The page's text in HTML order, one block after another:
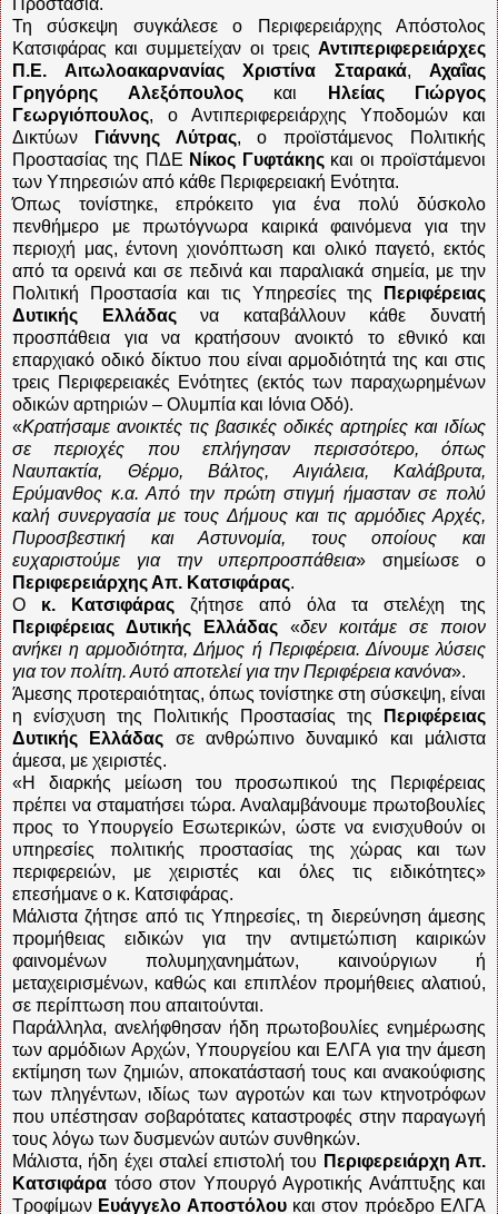
Τη σύσκεψη συγκάλεσε ο Περιφερειάρχης Απόστολος
Κατσιφάρας και συμμετείχαν οι τρεις Αντιπεριφερειάρχες
Π.Ε. Αιτωλοακαρνανίας Χριστίνα Σταρακά, Αχαΐας
Γρηγόρης Αλεξόπουλος και Ηλείας Γιώργος
Γεωργιόπουλος, ο Αντιπεριφερειάρχης Υποδομών και
Δικτύων
Γιάννης Λύτρας, ο προϊστάμενος Πολιτικής
Προστασίας της ΠΔΕ Νίκος Γυφτάκηςκαι οι προϊστάμενοι
των Υπηρεσιών από κάθε Περιφερειακή Ενότητα.
Όπως τονίστηκε, επρόκειτο για ένα πολύ δύσκολο
πενθήμερο με πρωτόγνωρα καιρικά φαινόμενα για την
περιοχή μας, έντονη χιονόπτωση και ολικό παγετό, εκτός
από τα ορεινά και σε πεδινά και παραλιακά σημεία, με την
Πολιτική Προστασία και τις Υπηρεσίες της
Περιφέρειας
Δυτικής Ελλάδαςνα καταβάλλουν κάθε δυνατή
προσπάθεια για να κρατήσουν ανοικτό το εθνικό και
επαρχιακό οδικό δίκτυο που είναι αρμοδιότητά της και στις
τρεις Περιφερειακές Ενότητες (εκτός των παραχωρημένων
οδικών αρτηριών – Ολυμπία και Ιόνια Οδό).
«Κρατήσαμε ανοικτές τις βασικές οδικές αρτηρίες και ιδίως
σε περιοχές που επλήγησαν περισσότερο, όπως
Ναυπακτία, Θέρμο, Βάλτος, Αιγιάλεια, Καλάβρυτα,
Ερύμανθος κ.α. Από την πρώτη στιγμή ήμασταν σε πολύ
καλή συνεργασία με τους Δήμους και τις αρμόδιες Αρχές,
Πυροσβεστική και Αστυνομία, τους οποίους και
ευχαριστούμε για την υπερπροσπάθεια» σημείωσε ο
Περιφερειάρχης Απ. Κατσιφάρας.
Ο κ. Κατσιφάρας ζήτησε από όλα τα στελέχη της
Περιφέρειας Δυτικής Ελλάδας «δεν κοιτάμε σε ποιον
ανήκει η αρμοδιότητα, Δήμος ή Περιφέρεια. Δίνουμε λύσεις
για τον πολίτη. Αυτό αποτελεί για την Περιφέρεια κανόνα».
Άμεσης προτεραιότητας, όπως τονίστηκε στη σύσκεψη, είναι
η ενίσχυση της Πολιτικής Προστασίας της
Περιφέρειας
Δυτικής Ελλάδας σε ανθρώπινο δυναμικό και μάλιστα
άμεσα, με χειριστές.
«Η διαρκής μείωση του προσωπικού της Περιφέρειας
πρέπει να σταματήσει τώρα. Αναλαμβάνουμε πρωτοβουλίες
προς το Υπουργείο Εσωτερικών, ώστε να ενισχυθούν οι
υπηρεσίες πολιτικής προστασίας της χώρας και των
περιφερειών, με χειριστές και όλες τις ειδικότητες»
επεσήμανε ο κ. Κατσιφάρας.
Μάλιστα ζήτησε από τις Υπηρεσίες, τη διερεύνηση άμεσης
προμήθειας ειδικών για την αντιμετώπιση καιρικών
φαινομένων πολυμηχανημάτων, καινούργιων ή
μεταχειρισμένων, καθώς και επιπλέον προμήθειες αλατιού,
σε περίπτωση που απαιτούνται.
Παράλληλα, ανελήφθησαν ήδη πρωτοβουλίες ενημέρωσης
των αρμόδιων Αρχών, Υπουργείου και ΕΛΓΑ για την άμεση
εκτίμηση των ζημιών, αποκατάστασή τους και ανακούφισης
των πληγέντων, ιδίως των αγροτών και των κτηνοτρόφων
που υπέστησαν σοβαρότατες καταστροφές στην παραγωγή
τους λόγω των δυσμενών αυτών συνθηκών.
Μάλιστα, ήδη έχει σταλεί επιστολή του Περιφερειάρχη Απ.
Κατσιφάρα τόσο στον Υπουργό Αγροτικής Ανάπτυξης και
Τροφίμων Ευάγγελο Αποστόλουκαι στον πρόεδρο ΕΛΓΑ